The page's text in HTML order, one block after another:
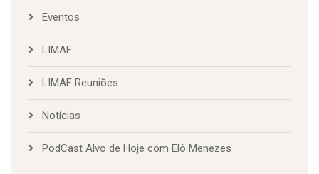
Eventos
LIMAF
LIMAF Reuniões
Notícias
PodCast Alvo de Hoje com Elô Menezes